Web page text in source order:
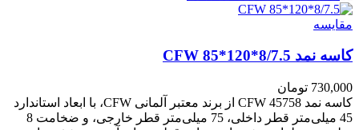
مقايسه
کاسه نمد CFW 85*120*8/7.5
730,000 تومان
کاسه نمد CFW 45758 از برند معتبر آلمانی CFW، با ابعاد استاندارد
45 میلی‌متر قطر داخلی، 75 میلی‌متر قطر خارجی، و ضخامت 8